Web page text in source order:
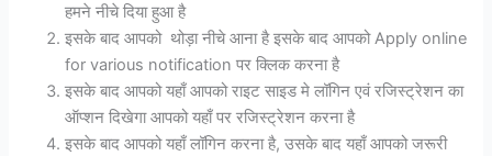
हमने नीचे दिया हुआ है
इसके बाद आपको थोड़ा नीचे आना है इसके बाद आपको Apply online
for various notification पर क्लिक करना है
इसके बाद आपको यहाँ आपको राइट साइड मे लॉगिन एवं रजिस्ट्रेशन का
ऑप्शन दिखेगा आपको यहाँ पर रजिस्ट्रेशन करना है
इसके बाद आपको यहाँ लॉगिन करना है, उसके बाद यहाँ आपको जरूरी